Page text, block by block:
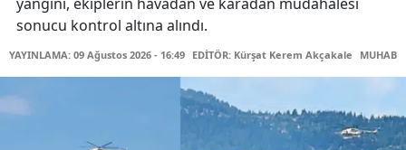
sonucu kontrol altına alındı.
YAYINLAMA: 09 Ağustos 2026 - 16:49 EDİTÖR: Kürşat Kerem Akçakale